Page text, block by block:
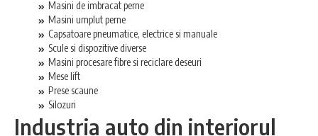
Masini de imbracat perne
Masini umplut perne
Capsatoare pneumatice, electrice si manuale
Scule si dispozitive diverse
Masini procesare fibre si reciclare deseuri
Mese lift
Prese scaune
Silozuri
Industria auto din interiorul